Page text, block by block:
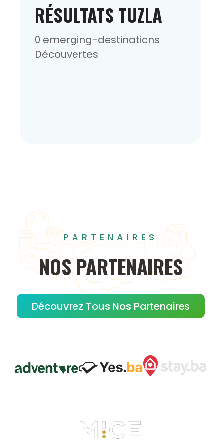
RÉSULTATS TUZLA
0 emerging-destinations
Découvertes
PARTENAIRES
NOS PARTENAIRES
Découvrez Tous Nos Partenaires